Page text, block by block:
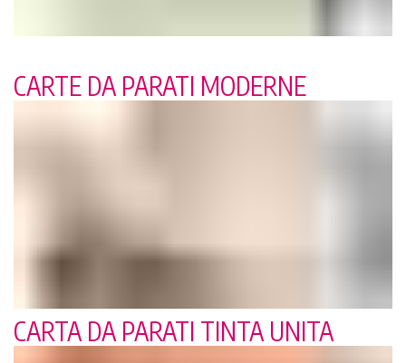
CARTE DA PARATI MODERNE
CARTA DA PARATI TINTA UNITA